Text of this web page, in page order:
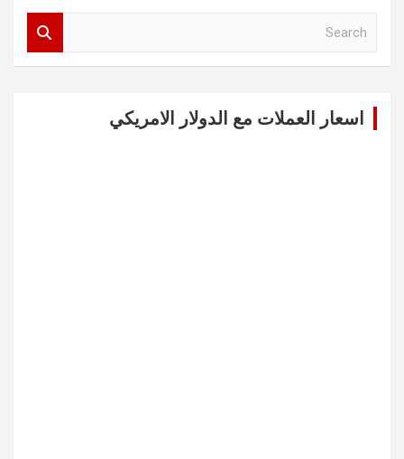
اسعار العملات مع الدولار الامريكي